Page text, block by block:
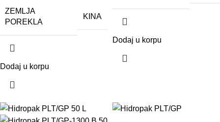
ZEMLJA
POREKLA
KINA
Dodaj u korpu
Dodaj u korpu